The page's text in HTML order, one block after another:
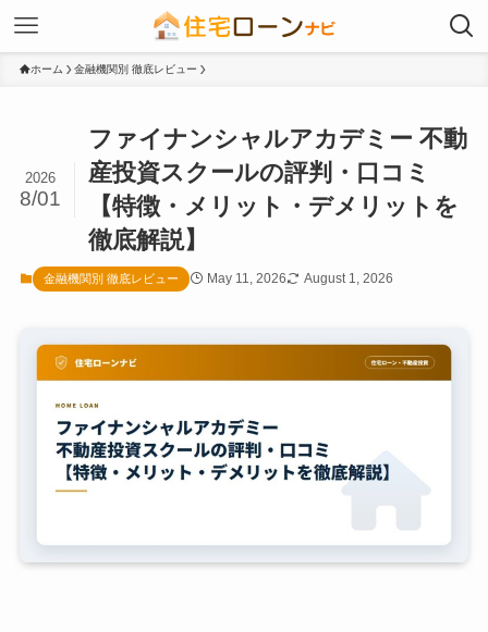
ホーム 金融機関別 徹底レビュー
ファイナンシャルアカデミー 不動
産投資スクールの評判・口コミ
【特徴・メリット・デメリットを
徹底解説】
2026
8/01
金融機関別 徹底レビュー May 11, 2026 August 1, 2026